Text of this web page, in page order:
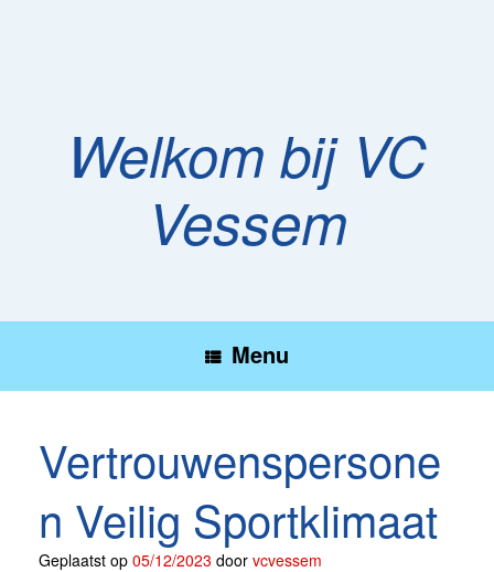
Welkom bij VC
Vessem
Menu
Vertrouwenspersone
n Veilig Sportklimaat
Geplaatst op 05/12/2023 door vcvessem